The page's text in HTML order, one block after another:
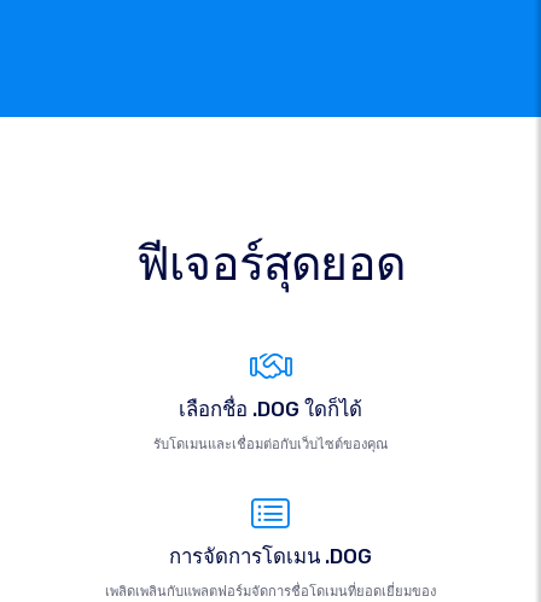
ฟีเจอร์สุดยอด
เลือกชื่อ .DOG ใดก็ได้
รับโดเมนและเชื่อมต่อกับเว็บไซต์ของคุณ
การจัดการโดเมน .DOG
เพลิดเพลินกับแพลตฟอร์มจัดการชื่อโดเมนที่ยอดเยี่ยมของ